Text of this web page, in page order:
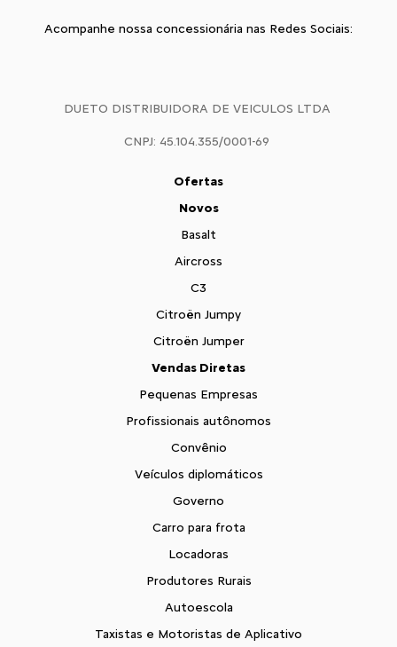
Acompanhe nossa concessionária nas Redes Sociais:
DUETO DISTRIBUIDORA DE VEICULOS LTDA
CNPJ: 45.104.355/0001-69
Ofertas
Novos
Basalt
Aircross
C3
Citroën Jumpy
Citroën Jumper
Vendas Diretas
Pequenas Empresas
Profissionais autônomos
Convênio
Veículos diplomáticos
Governo
Carro para frota
Locadoras
Produtores Rurais
Autoescola
Taxistas e Motoristas de Aplicativo